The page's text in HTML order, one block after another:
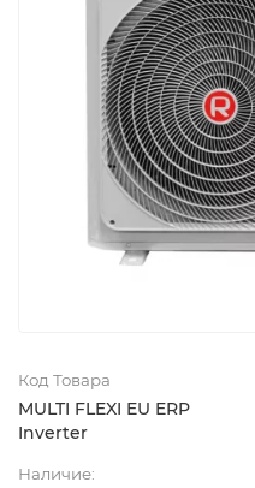
Код Товара
MULTI FLEXI EU ERP
Inverter
Наличие: